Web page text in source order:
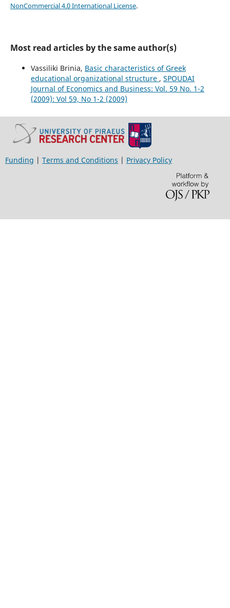
NonCommercial 4.0 International License.
Most read articles by the same author(s)
Vassiliki Brinia, Basic characteristics of Greek
educational organizational structure , SPOUDAI
Journal of Economics and Business: Vol. 59 No. 1-2
(2009): Vol 59, No 1-2 (2009)
Funding | Terms and Conditions | Privacy Policy